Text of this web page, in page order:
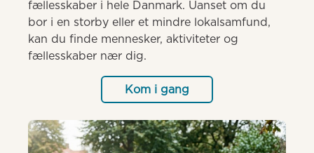
fællesskaber i hele Danmark. Uanset om du
bor i en storby eller et mindre lokalsamfund,
kan du finde mennesker, aktiviteter og
fællesskaber nær dig.
Kom i gang